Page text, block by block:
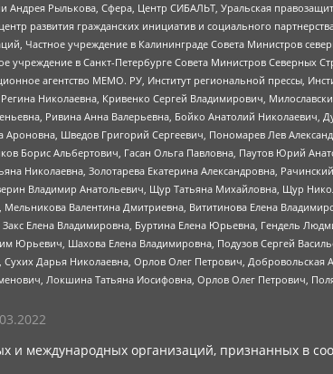
Рылькова, Сфера, Центр СИБАЛЬТ, Уральская
развития гражданских инициатив и социального
учреждение в Калининграде Совета Министров
в Санкт-Петербурге Совета Министров Северных
агентство МЕМО. РУ, Институт региональной прессы,
Регина Николаевна, Кривенко Сергей Владимирович,
Ривина Анна Валерьевна, Бойко Анатолий
Шведов Григорий Сергеевич, Пономарев Лев
Борис Альбертович, Гасан Ольга Павловна, Паутов Юрий
Николаевна, Золотарева Екатерина Александровна,
Владимир Анатольевич, Щур Татьяна Михайловна, Щур
Валентина Дмитриевна, Вититинова Елена
Елена Владимировна, Буртина Елена Юрьевна, Гендель
Шахова Елена Владимировна, Подузов Сергей
Дарья Николаевна, Орлов Олег Петрович, Добровольская
Локшина Татьяна Иосифовна, Орлов Олег Петрович,
международных организаций, признанных в